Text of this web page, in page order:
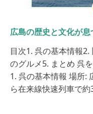
広島の歴史と文化が
目次1. 呉の基本情報
のグルメ5. まとめ 呉
1. 呉の基本情報 場所:
ら在来線快速列車で